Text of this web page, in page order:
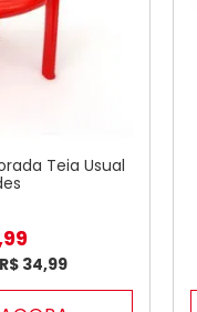
Teia Usual
99
R$ 34,99